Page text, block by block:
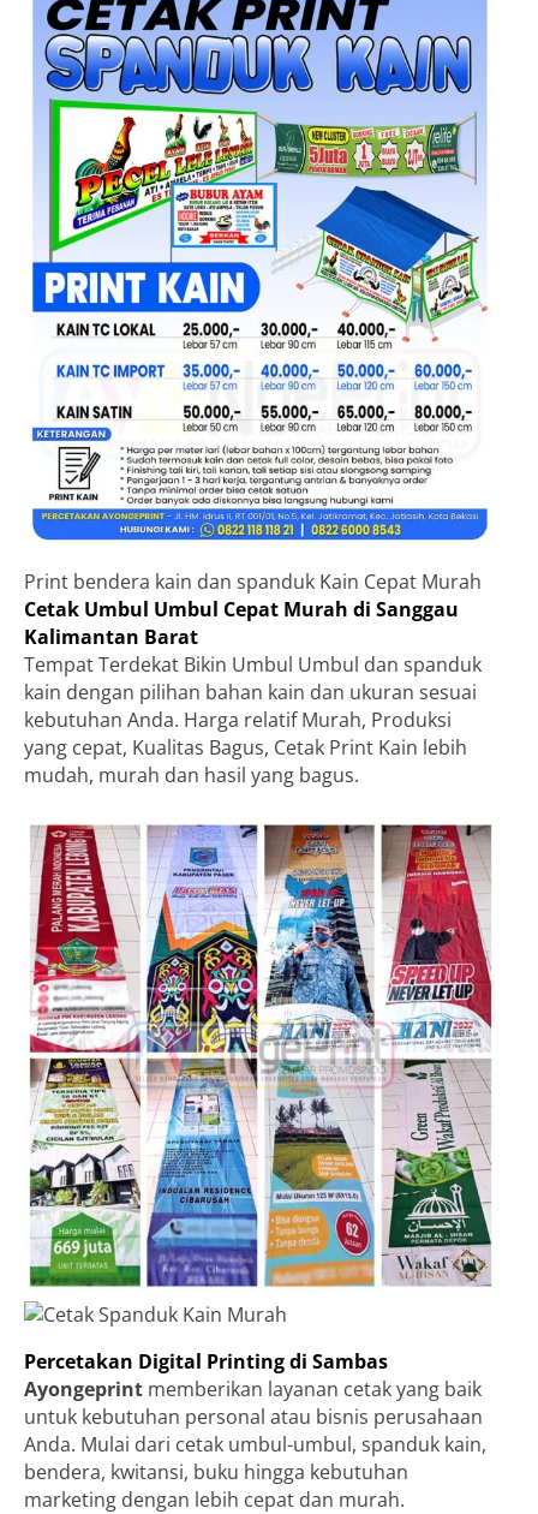
Print bendera kain dan spanduk Kain Cepat Murah
Cetak Umbul Umbul Cepat Murah di Sanggau
Kalimantan Barat
Tempat Terdekat Bikin Umbul Umbul dan spanduk
kain dengan pilihan bahan kain dan ukuran sesuai
kebutuhan Anda. Harga relatif Murah, Produksi
yang cepat, Kualitas Bagus, Cetak Print Kain lebih
mudah, murah dan hasil yang bagus.
Percetakan Digital Printing di Sambas
Ayongeprint memberikan layanan cetak yang baik
untuk kebutuhan personal atau bisnis perusahaan
Anda. Mulai dari cetak umbul-umbul, spanduk kain,
bendera, kwitansi, buku hingga kebutuhan
marketing dengan lebih cepat dan murah.